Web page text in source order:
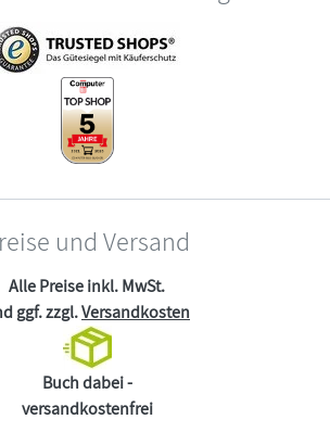
und Versand
Alle Preise inkl. MwSt.
ggf. zzgl.Versandkosten
Buch dabei -
versandkostenfrei